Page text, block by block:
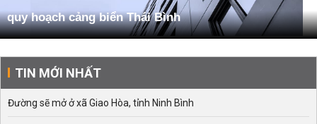
quy hoạch cảng biển Thái Bình
TIN MỚI NHẤT
Đường sẽ mở ở xã Giao Hòa, tỉnh Ninh Bình